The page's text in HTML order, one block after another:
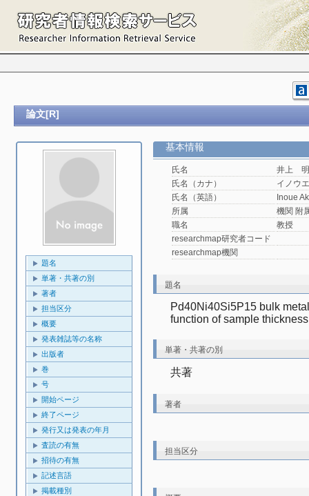
論文[R]
題名
単著・共著の別
著者
担当区分
概要
発表雑誌等の名称
出版者
巻
号
開始ページ
終了ページ
発行又は発表の年月
査読の有無
招待の有無
記述言語
掲載種別
基本情報
氏名
井上
氏名（カナ）
イノウ
氏名（英語）
Inoue
所属
機関 附
職名
教授
researchmap研究者コード
researchmap機関
題名
Pd40Ni40Si5P15 bulk
function of sample
単著・共著の別
共著
著者
担当区分